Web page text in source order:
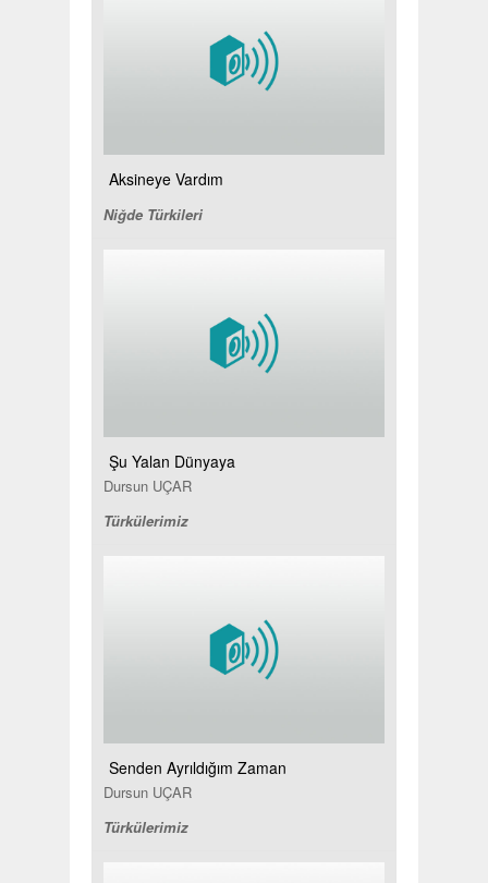
Aksineye Vardım
Niğde Türkileri
Şu Yalan Dünyaya
Dursun UÇAR
Türkülerimiz
Senden Ayrıldığım Zaman
Dursun UÇAR
Türkülerimiz